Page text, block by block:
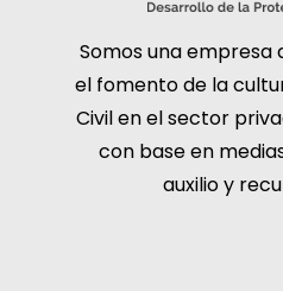
Somos una empresa
el fomento de la
Civil en el sector
con base en
auxilio y